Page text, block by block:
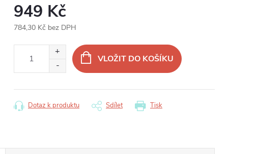
949 Kč
784,30 Kč bez DPH
VLOŽIT DO KOŠÍKU
Tisk
Dotaz k produktu Sdílet